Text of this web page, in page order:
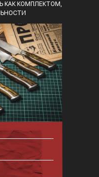
КАК КОМПЛЕКТОМ,